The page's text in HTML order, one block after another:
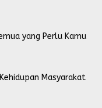
yang Perlu Kamu
Masyarakat